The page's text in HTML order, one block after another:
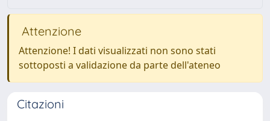
Attenzione
Attenzione! I dati visualizzati non sono stati
sottoposti a validazione da parte dell'ateneo
Citazioni